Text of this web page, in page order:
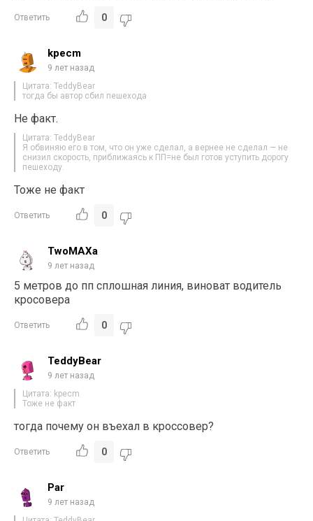
Ответить 0
kpecm
9 лет назад
Цитата: TeddyBear
тогда бы автор сбил пешехода
Не факт.
Цитата: TeddyBear
Я обвиняю его в том, что он уже сделал, а вернее не сделал — не
снизил скорость, приближаясь к ПП=не был готов уступить дорогу
пешеходу.
Тоже не факт
Ответить 0
TwoMAXa
9 лет назад
5 метров до пп сплошная линия, виноват водитель
кросовера
Ответить 0
TeddyBear
9 лет назад
Цитата: kpecm
Тоже не факт
тогда почему он въехал в кроссовер?
Ответить 0
Par
9 лет назад